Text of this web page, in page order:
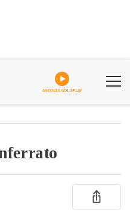
ASCOLTA GOLDPLAY